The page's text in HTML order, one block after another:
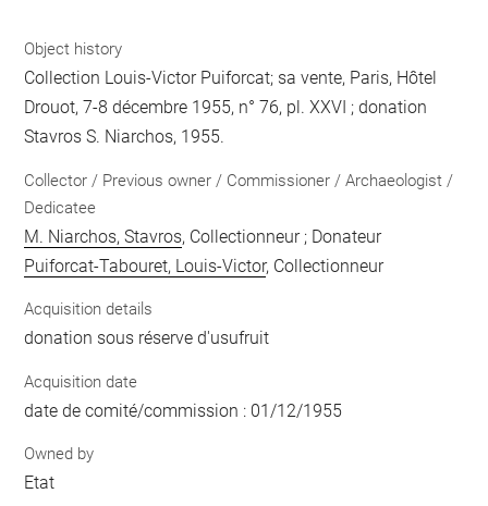
Object history
Collection Louis-Victor Puiforcat; sa vente, Paris, Hôtel
Drouot, 7-8 décembre 1955, n° 76, pl. XXVI ; donation
Stavros S. Niarchos, 1955.
Collector / Previous owner / Commissioner / Archaeologist /
Dedicatee
M. Niarchos, Stavros, Collectionneur ; Donateur
Puiforcat-Tabouret, Louis-Victor, Collectionneur
Acquisition details
donation sous réserve d'usufruit
Acquisition date
date de comité/commission : 01/12/1955
Owned by
Etat